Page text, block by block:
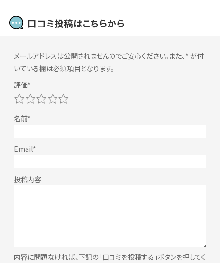
口コミ投稿はこちらから
メールアドレスは公開されませんのでご安心ください。また、* が付
いている欄は必須項目となります。
内容に問題なければ、下記の「口コミを投稿する」ボタンを押してく
5
4
3
2